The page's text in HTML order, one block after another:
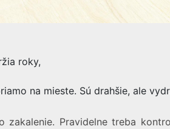
roky,
na mieste. Sú drahšie, ale
Pravidelne treba